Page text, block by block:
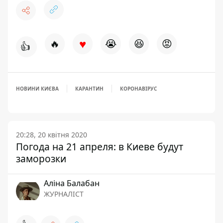
👍 🔥 ♥ 😭 😆 😡
НОВИНИ КИЄВА КАРАНТИН КОРОНАВІРУС
20:28, 20 квітня 2020
Погода на 21 апреля: в Киеве будут
заморозки
Аліна Балабан
ЖУРНАЛІСТ